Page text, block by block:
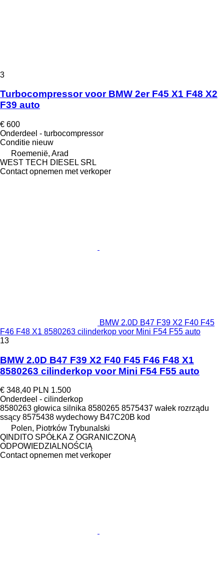
3
Turbocompressor voor BMW 2er F45 X1 F48 X2
F39 auto
€ 600
Onderdeel - turbocompressor
Conditie nieuw
Roemenië, Arad
WEST TECH DIESEL SRL
Contact opnemen met verkoper
BMW 2.0D B47 F39 X2 F40 F45
F46 F48 X1 8580263 cilinderkop voor Mini F54 F55 auto
13
BMW 2.0D B47 F39 X2 F40 F45 F46 F48 X1
8580263 cilinderkop voor Mini F54 F55 auto
€ 348,40 PLN 1.500
Onderdeel - cilinderkop
8580263 głowica silnika 8580265 8575437 wałek rozrządu
ssący 8575438 wydechowy B47C20B kod
Polen, Piotrków Trybunalski
QINDITO SPÓŁKA Z OGRANICZONĄ
ODPOWIEDZIALNOŚCIĄ
Contact opnemen met verkoper